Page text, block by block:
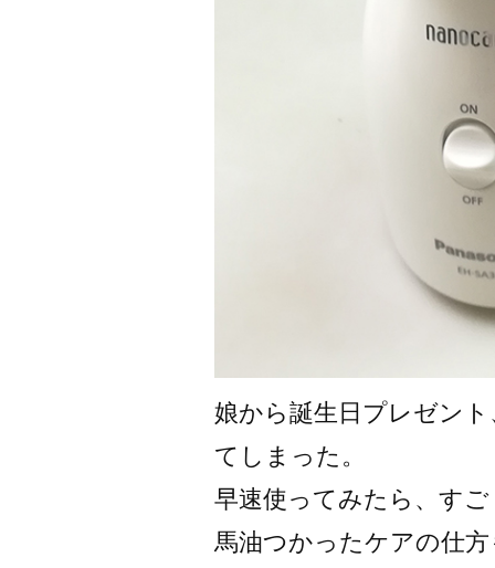
娘から誕生日プレゼン
てしまった。
早速使ってみたら、す
馬油つかったケアの仕